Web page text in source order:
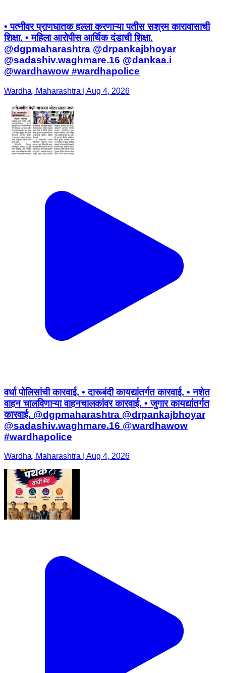
• पत्नीवर प्राणघातक हल्ला करणाऱ्या पतीस सश्रम कारावासाची
शिक्षा. • महिला आरोपीस आर्थिक दंडाची शिक्षा.
@dgpmaharashtra @drpankajbhoyar
@sadashiv.waghmare.16 @dankaa.i
@wardhawow #wardhapolice
Wardha, Maharashtra | Aug 4, 2026
वर्धा पोलिसांची कारवाई. • दारूबंदी कायद्यांतर्गत कारवाई. • नशेत
वाहन चालविणाऱ्या वाहनचालकांवर कारवाई. • जुगार कायद्यांतर्गत
कारवाई. @dgpmaharashtra @drpankajbhoyar
@sadashiv.waghmare.16 @wardhawow
#wardhapolice
Wardha, Maharashtra | Aug 4, 2026